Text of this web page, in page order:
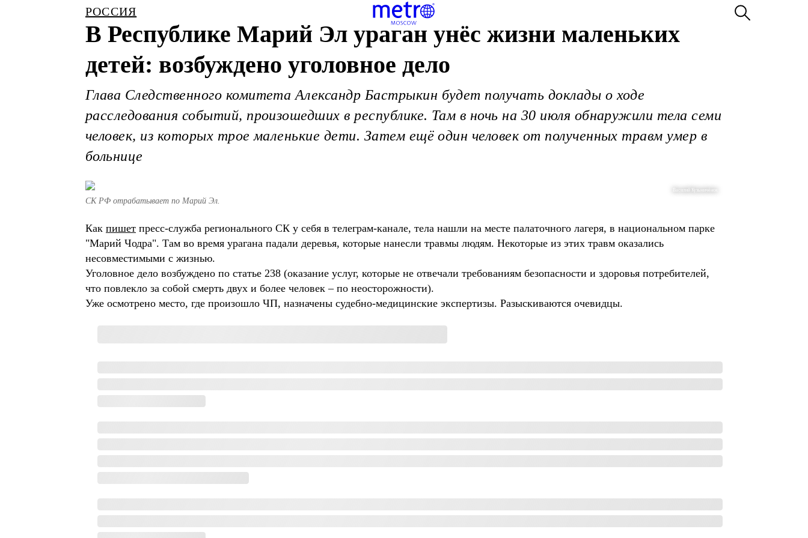
РОССИЯ
В Республике Марий Эл ураган унёс жизни маленьких
детей: возбуждено уголовное дело
Глава Следственного комитета Александр Бастрыкин будет получать доклады о ходе
расследования событий, произошедших в республике. Там в ночь на 30 июля обнаружили тела семи
человек, из которых трое маленькие дети. Затем ещё один человек от полученных травм умер в
больнице
Василий Кузьмичёнок
СК РФ отрабатывает по Марий Эл.
Как пишет пресс-служба регионального СК у себя в телеграм-канале, тела нашли на месте палаточного лагеря, в национальном парке
"Марий Чодра". Там во время урагана падали деревья, которые нанесли травмы людям. Некоторые из этих травм оказались
несовместимыми с жизнью.
Уголовное дело возбуждено по статье 238 (оказание услуг, которые не отвечали требованиям безопасности и здоровья потребителей,
что повлекло за собой смерть двух и более человек – по неосторожности).
Уже осмотрено место, где произошло ЧП, назначены судебно-медицинские экспертизы. Разыскиваются очевидцы.